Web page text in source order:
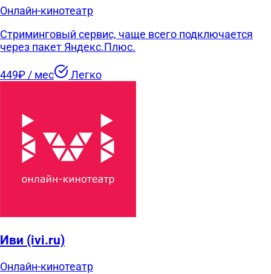
Онлайн-кинотеатр
Стриминговый сервис, чаще всего подключается
через пакет Яндекс.Плюс.
449₽ / мес Легко
Иви (ivi.ru)
Онлайн-кинотеатр